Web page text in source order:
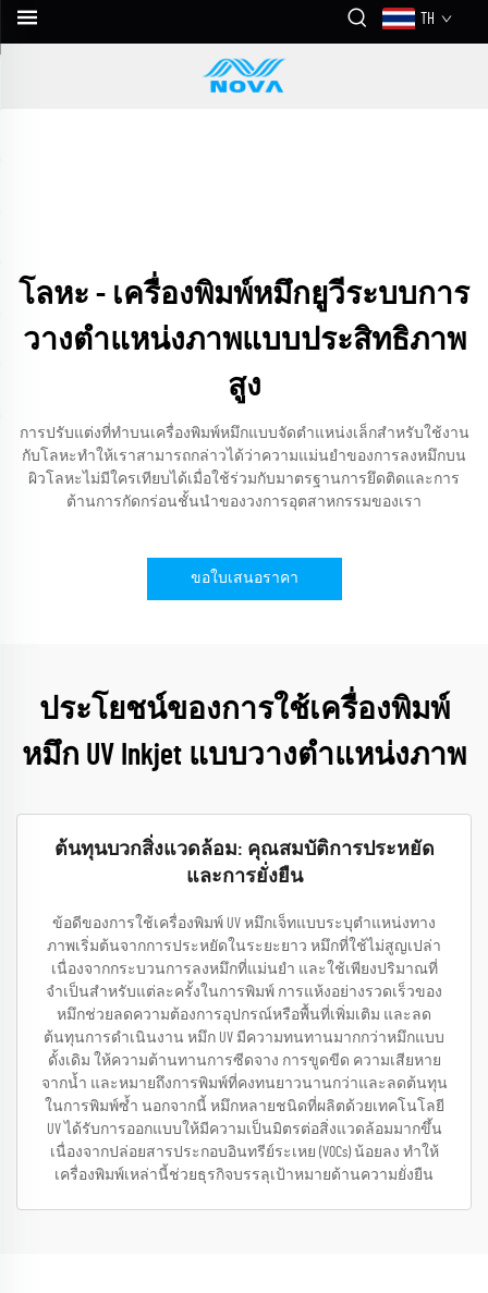
TH
โลหะ - เครื่องพิมพ์หมึกยูวีระบบการ
วางตำแหน่งภาพแบบประสิทธิภาพ
สูง
การปรับแต่งที่ทำบนเครื่องพิมพ์หมึกแบบจัดตำแหน่งเล็กสำหรับใช้งาน
กับโลหะทำให้เราสามารถกล่าวได้ว่าความแม่นยำของการลงหมึกบน
ผิวโลหะไม่มีใครเทียบได้เมื่อใช้ร่วมกับมาตรฐานการยึดติดและการ
ต้านการกัดกร่อนชั้นนำของวงการอุตสาหกรรมของเรา
ขอใบเสนอราคา
ประโยชน์ของการใช้เครื่องพิมพ์
หมึก UV Inkjet แบบวางตำแหน่งภาพ
ต้นทุนบวกสิ่งแวดล้อม: คุณสมบัติการประหยัด
และการยั่งยืน
ข้อดีของการใช้เครื่องพิมพ์ UV หมึกเจ็ทแบบระบุตำแหน่งทาง
ภาพเริ่มต้นจากการประหยัดในระยะยาว หมึกที่ใช้ไม่สูญเปล่า
เนื่องจากกระบวนการลงหมึกที่แม่นยำ และใช้เพียงปริมาณที่
จำเป็นสำหรับแต่ละครั้งในการพิมพ์ การแห้งอย่างรวดเร็วของ
หมึกช่วยลดความต้องการอุปกรณ์หรือพื้นที่เพิ่มเติม และลด
ต้นทุนการดำเนินงาน หมึก UV มีความทนทานมากกว่าหมึกแบบ
ดั้งเดิม ให้ความต้านทานการซีดจาง การขูดขีด ความเสียหาย
จากน้ำ และหมายถึงการพิมพ์ที่คงทนยาวนานกว่าและลดต้นทุน
ในการพิมพ์ซ้ำ นอกจากนี้ หมึกหลายชนิดที่ผลิตด้วยเทคโนโลยี
UV ได้รับการออกแบบให้มีความเป็นมิตรต่อสิ่งแวดล้อมมากขึ้น
เนื่องจากปล่อยสารประกอบอินทรีย์ระเหย (VOCs) น้อยลง ทำให้
เครื่องพิมพ์เหล่านี้ช่วยธุรกิจบรรลุเป้าหมายด้านความยั่งยืน